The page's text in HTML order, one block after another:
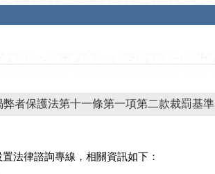
弊者保護法第十一條第一項第二款裁罰基準
法律諮詢專線，相關資訊如下：